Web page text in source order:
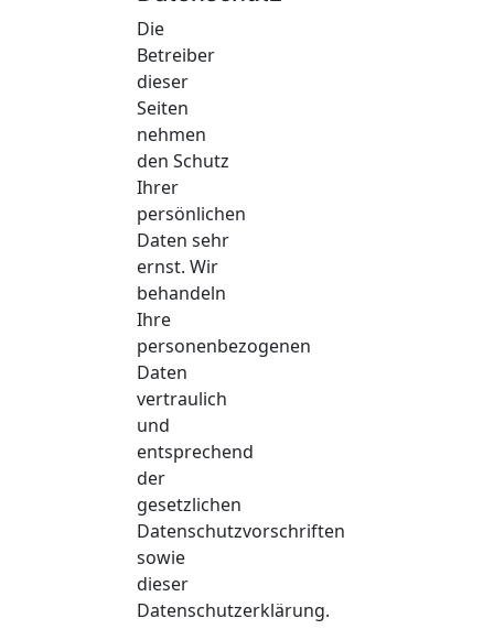
Die
Betreiber
dieser
Seiten
nehmen
den Schutz
Ihrer
persönlichen
Daten sehr
ernst. Wir
behandeln
Ihre
personenbezogenen
Daten
vertraulich
und
entsprechend
der
gesetzlichen
Datenschutzvorschriften
sowie
dieser
Datenschutzerklärung.